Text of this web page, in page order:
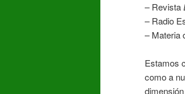
– Revista
– Radio
– Materia
Estamos
como a